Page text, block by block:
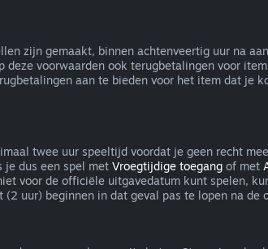
zijn gemaakt, binnen achtenveertig uur na
voorwaarden ook terugbetalingen voor
aan te bieden voor het item dat je
twee uur speeltijd voordat je geen recht
je dus een spel met Vroegtijdige toegang of met
voor de officiële uitgavedatum kunt spelen,
uur) beginnen in dat geval pas te lopen na de